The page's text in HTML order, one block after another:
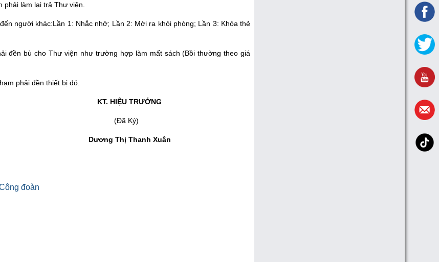
làm lại trả Thư viện.
người khác:Lần 1: Nhắc nhở; Lần 2: Mời ra khỏi phòng; Lần 3: Khóa thẻ
bù cho Thư viện như trường hợp làm mất sách (Bồi thường theo giá
phải đền thiết bị đó.
KT. HIỆU TRƯỞNG
Ký)
Dương Thị Thanh Xuân
đoàn